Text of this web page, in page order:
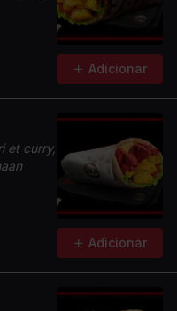
Adicionar
et curry,
Adicionar